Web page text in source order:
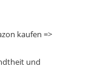
kaufen =>
und